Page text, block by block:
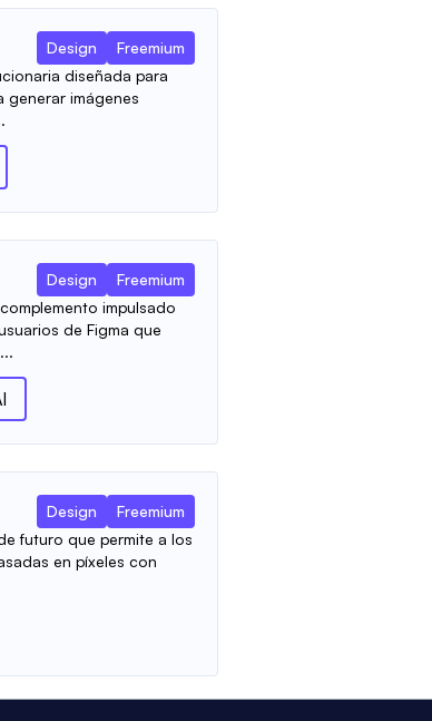
Design
Freemium
diseñada para
imágenes
Design
Freemium
impulsado
de Figma que
Design
Freemium
futuro que permite a los
en píxeles con